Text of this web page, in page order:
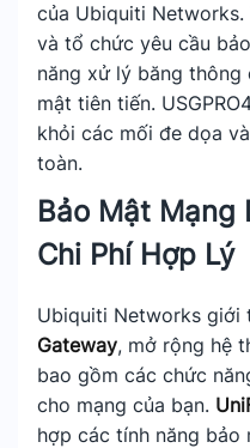
của Ubiquiti
và tổ chức yêu cầu
năng xử lý băng thông
mật tiên tiến.
khỏi các mối đe dọa
toàn.
Bảo Mật Mạng
Chi Phí Hợp Lý
Ubiquiti Networks giới
Gateway, mở rộng hệ
bao gồm các chức
cho mạng của bạn.
hợp các tính năng